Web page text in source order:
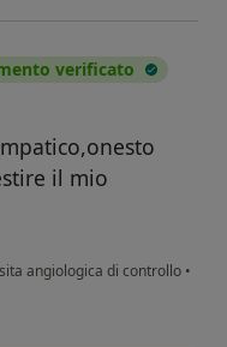
verificato
il mio
angiologica di controllo •